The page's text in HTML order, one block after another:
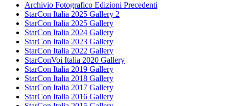
Archivio Fotografico Edizioni Precedenti
StarCon Italia 2025 Gallery 2
StarCon Italia 2025 Gallery
StarCon Italia 2024 Gallery
StarCon Italia 2023 Gallery
StarCon Italia 2022 Gallery
StarConVoi Italia 2020 Gallery
StarCon Italia 2019 Gallery
StarCon Italia 2018 Gallery
StarCon Italia 2017 Gallery
StarCon Italia 2016 Gallery